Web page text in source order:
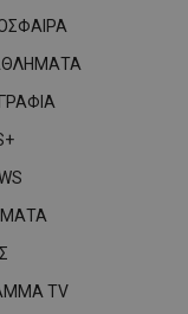
TV